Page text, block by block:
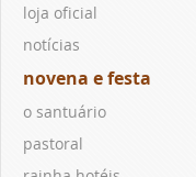
loja oficial
notícias
novena e festa
o santuário
pastoral